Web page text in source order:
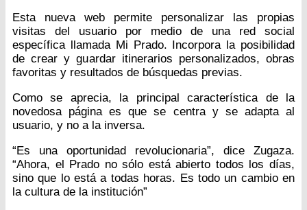
Esta nueva web permite personalizar las propias
visitas del usuario por medio de una red social
específica llamada Mi Prado. Incorpora la posibilidad
de crear y guardar itinerarios personalizados, obras
favoritas y resultados de búsquedas previas.
Como se aprecia, la principal característica de la
novedosa página es que se centra y se adapta al
usuario, y no a la inversa.
“Es una oportunidad revolucionaria”, dice Zugaza.
“Ahora, el Prado no sólo está abierto todos los días,
sino que lo está a todas horas. Es todo un cambio en
la cultura de la institución”